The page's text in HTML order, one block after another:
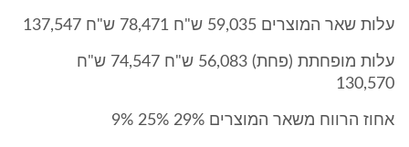
עלות שאר המוצרים 59,035 ש"ח 78,471 ש"ח 137,547
עלות מופחתת (פחת) 56,083 ש"ח 74,547 ש"ח
130,570
אחוז הרווח משאר המוצרים 29% 25% 9%